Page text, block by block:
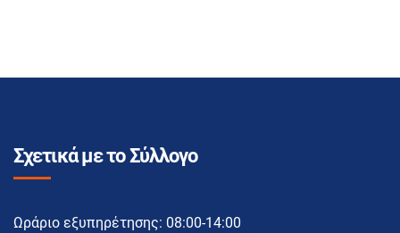
Σχετικά με το Σύλλογο
Ωράριο εξυπηρέτησης: 08:00-14:00